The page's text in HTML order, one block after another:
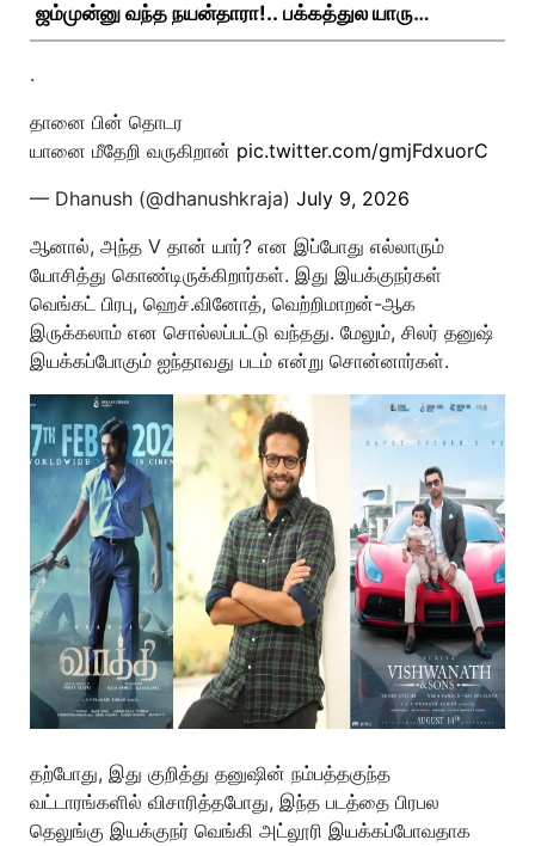
ஜம்முன்னு வந்த நயன்தாரா!.. பக்கத்துல யாரு
.
தானை பின் தொடர
யானை மீதேறி வருகிறான் pic.twitter.com/gmjFdxuorC
— Dhanush (@dhanushkraja) July 9, 2026
ஆனால், அந்த V தான் யார்? என இப்போது எல்லாரும்
யோசித்து கொண்டிருக்கிறார்கள். இது இயக்குநர்கள்
வெங்கட் பிரபு, ஹெச்.வினோத், வெற்றிமாறன்-ஆக
இருக்கலாம் என சொல்லப்பட்டு வந்தது. மேலும், சிலர் தனுஷ்
இயக்கப்போகும் ஐந்தாவது படம் என்று சொன்னார்கள்.
தற்போது, இது குறித்து தனுஷின் நம்பத்தகுந்த
வட்டாரங்களில் விசாரித்தபோது, இந்த படத்தை பிரபல
தெலுங்கு இயக்குநர் வெங்கி அட்லூரி இயக்கப்போவதாக